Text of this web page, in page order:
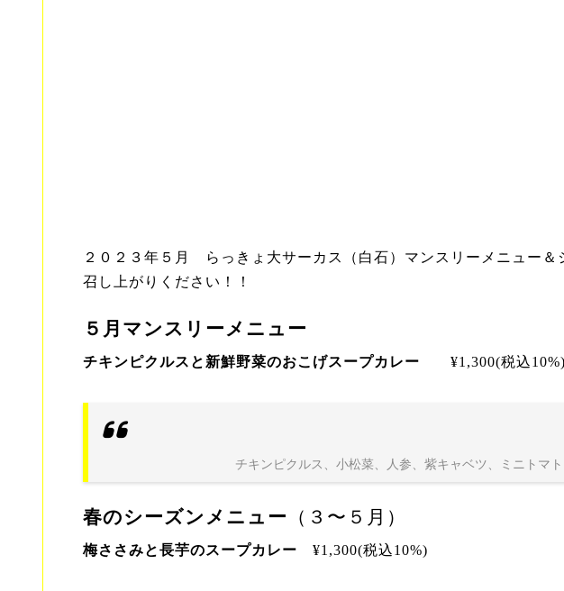
２０２３年５月 らっきょ大サーカス（白石）マンスリーメニュー＆
召し上がりください！！
５月マンスリーメニュー
チキンピクルスと新鮮野菜のおこげスープカレー ¥1,300(税込10%)
チキンピクルス、小松菜、人参、紫キャベツ、ミニトマ
春のシーズンメニュー （３〜５月）
梅ささみと長芋のスープカレー ¥1,300(税込10%)